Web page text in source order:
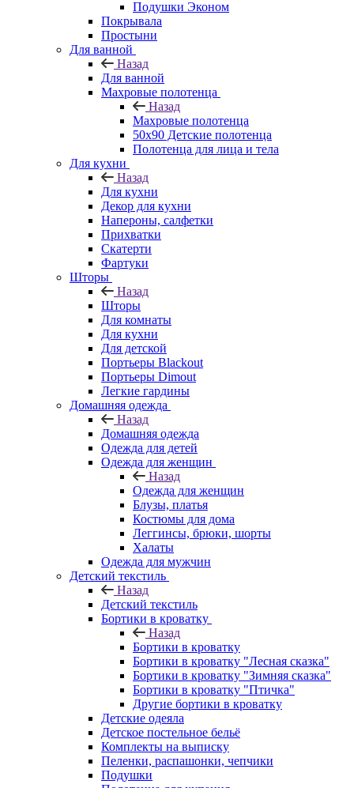
Подушки Эконом
Покрывала
Простыни
Для ванной
Назад
Для ванной
Махровые полотенца
Назад
Махровые полотенца
50х90 Детские полотенца
Полотенца для лица и тела
Для кухни
Назад
Для кухни
Декор для кухни
Напероны, салфетки
Прихватки
Скатерти
Фартуки
Шторы
Назад
Шторы
Для комнаты
Для кухни
Для детской
Портьеры Blackout
Портьеры Dimout
Легкие гардины
Домашняя одежда
Назад
Домашняя одежда
Одежда для детей
Одежда для женщин
Назад
Одежда для женщин
Блузы, платья
Костюмы для дома
Леггинсы, брюки, шорты
Халаты
Одежда для мужчин
Детский текстиль
Назад
Детский текстиль
Бортики в кроватку
Назад
Бортики в кроватку
Бортики в кроватку "Лесная сказка"
Бортики в кроватку "Зимняя сказка"
Бортики в кроватку "Птичка"
Другие бортики в кроватку
Детские одеяла
Детское постельное бельё
Комплекты на выписку
Пеленки, распашонки, чепчики
Подушки